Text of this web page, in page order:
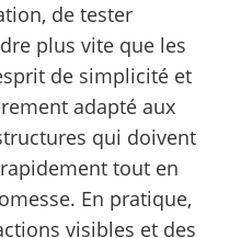
de tester
plus vite que les
de simplicité et
adapté aux
qui doivent
tout en
En pratique,
visibles et des